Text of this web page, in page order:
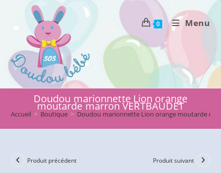
0 Menu
Doudou marionnette Lion orange
moutarde marron VERTBAUDET
Accueil > Boutique > Doudou marionnette Lion orange moutarde
Produit précédent Produit suivant